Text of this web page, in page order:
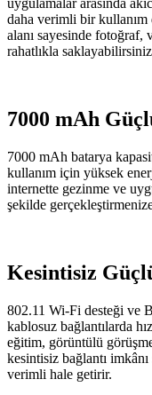
uygulamalar arasında
daha verimli bir
alanı sayesinde fotoğraf,
rahatlıkla
7000 mAh
7000 mAh batarya
kullanım için yüksek
internette gezinme ve
şekilde
Kesintisiz
802.11 Wi-Fi desteği ve
kablosuz bağlantılarda
eğitim, görüntülü
kesintisiz bağlantı
verimli hale getirir.